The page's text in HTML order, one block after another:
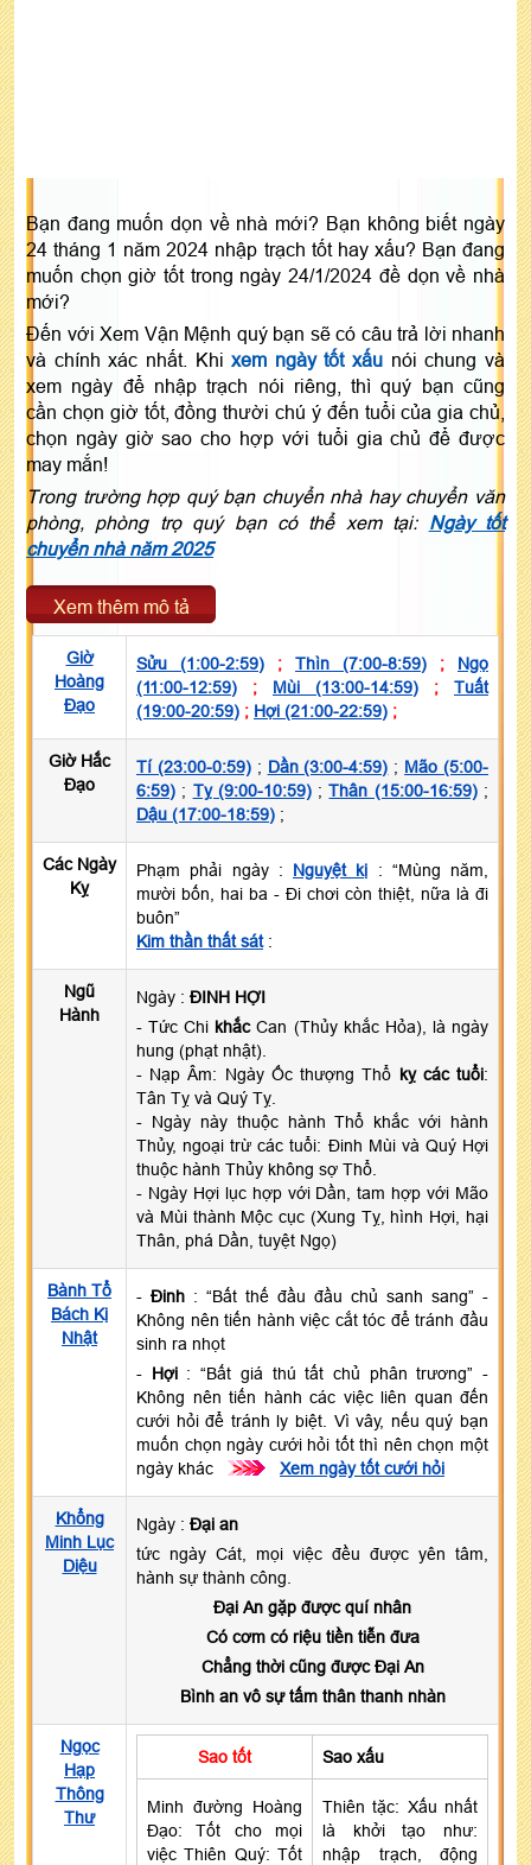
Bạn đang muốn dọn về nhà mới? Bạn không biết ngày
24 tháng 1 năm 2024 nhập trạch tốt hay xấu? Bạn đang
muốn chọn giờ tốt trong ngày 24/1/2024 đề dọn về nhà
mới?
Đến với Xem Vận Mệnh quý bạn sẽ có câu trả lời nhanh
và chính xác nhất. Khixem ngày tốt xấu nói chung và
xem ngày để nhập trạch nói riêng, thì quý bạn cũng
cần chọn giờ tốt, đồng thười chú ý đến tuổi của gia chủ,
chọn ngày giờ sao cho hợp với tuổi gia chủ để được
may mắn!
Trong trường hợp quý bạn chuyển nhà hay chuyển văn
phòng, phòng trọ quý bạn có thể xem tại: Ngày tốt
chuyển nhà năm 2025
Xem thêm mô tả
Giờ
Hoàng
Đạo
Sửu (1:00-2:59) ; Thìn (7:00-8:59) ; Ngọ
(11:00-12:59) ; Mùi (13:00-14:59) ; Tuất
(19:00-20:59) ; Hợi (21:00-22:59) ;
Giờ Hắc
Đạo
Tí (23:00-0:59); Dần (3:00-4:59) ; Mão (5:00-
6:59) ; Tỵ (9:00-10:59);Thân (15:00-16:59);
Dậu (17:00-18:59) ;
Các Ngày
Kỵ
Phạm phải ngày : Nguyệt kị : “Mùng năm,
mười bốn, hai ba - Đi chơi còn thiệt, nữa là đi
buôn”
Kim thần thất sát:
Ngũ
Hành
Ngày : ĐINH HỢI
- Tức Chi khắcCan (Thủy khắc Hỏa), là ngày
hung (phạt nhật).
- Nạp Âm: Ngày Ốc thượng Thổ kỵ các tuổi:
Tân Tỵ và Quý Tỵ.
- Ngày này thuộc hành Thổ khắc với hành
Thủy, ngoại trừ các tuổi: Đinh Mùi và Quý Hợi
thuộc hành Thủy không sợ Thổ.
- Ngày Hợi lục hợp với Dần, tam hợp với Mão
và Mùi thành Mộc cục (Xung Tỵ, hình Hợi, hại
Thân, phá Dần, tuyệt Ngọ)
Bành Tổ
Bách Kị
Nhật
- Đinh : “Bất thế đầu đầu chủ sanh sang” -
Không nên tiến hành việc cắt tóc để tránh đầu
sinh ra nhọt
- Hợi: “Bất giá thú tất chủ phân trương” -
Không nên tiến hành các việc liên quan đến
cưới hỏi để tránh ly biệt. Vì vây, nếu quý bạn
muốn chọn ngày cưới hỏi tốt thì nên chọn một
ngày khác
>>> Xem ngày tốt cưới hỏi
Khổng
Minh Lục
Diệu
Ngày : Đại an
tức ngày Cát, mọi việc đều được yên tâm,
hành sự thành công.
Đại An gặp được quí nhân
Có cơm có riệu tiền tiễn đưa
Chẳng thời cũng được Đại An
Bình an vô sự tấm thân thanh nhàn
Ngọc
Hạp
Thông
Thư
Sao tốt Sao xấu
Minh đường Hoàng
Đạo: Tốt cho mọi
việc Thiên Quý: Tốt
Thiên tặc: Xấu nhất
là khởi tạo như:
nhập trạch, động